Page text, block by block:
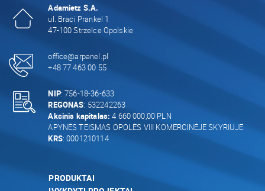
Adamietz S.A.
ul. Braci Prankel 1
47-100 Strzelce Opolskie
office@arpanel.pl
+48 77 463 00 55
NIP: 756-18-36-633
REGONAS: 532242263
Akcinis kapitalas: 4 660 000,00 PLN
APYNĖS TEISMAS OPOLĖS VIII KOMERCINĖJE SKYRIUJE
KRS: 0001210114
PRODUKTAI